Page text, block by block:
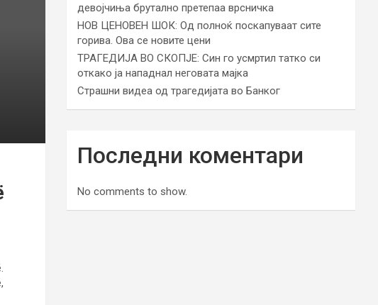
девојчиња брутално претепаа врсничка
НОВ ЦЕНОВЕН ШОК: Од полноќ поскапуваат сите
горива. Ова се новите цени
ТРАГЕДИЈА ВО СКОПЈЕ: Син го усмртил татко си
откако ја нападнал неговата мајка
Страшни видеа од трагедијата во Банког
Последни коментари
No comments to show.